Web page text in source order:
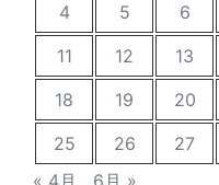
4
5 6
11
12 13
18
19 20
25
26 27